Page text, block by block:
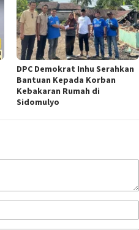
DPC Demokrat Inhu Serahkan
Bantuan Kepada Korban
Kebakaran Rumah di
Sidomulyo